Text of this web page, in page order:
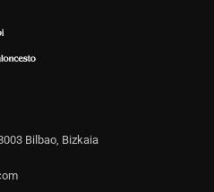
Bilbao, Bizkaia